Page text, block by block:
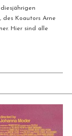
des Koautors Arne
Hier sind alle